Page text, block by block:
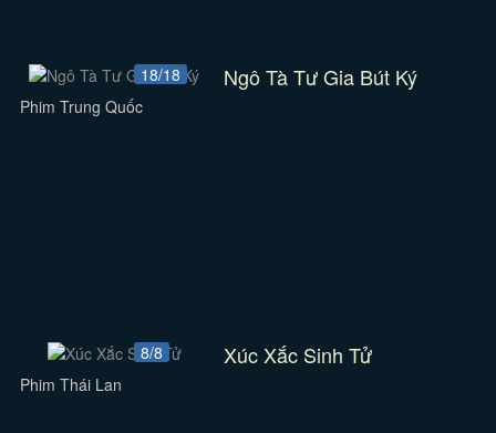
18/18 Ngô Tà Tư Gia Bút Ký
Phim Trung Quốc
8/8 Xúc Xắc Sinh Tử
Phim Thái Lan